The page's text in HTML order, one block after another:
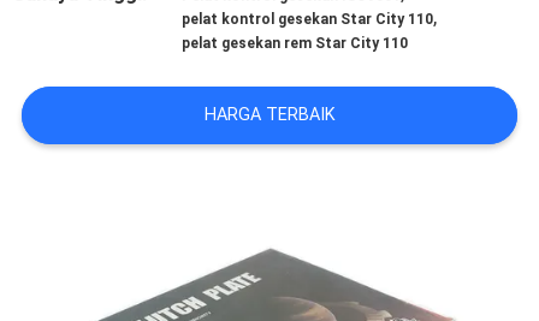
KEBIJAKAN
PRIBADI
pelat kontrol gesekan Star City 110,
pelat gesekan rem Star City 110
HARGA TERBAIK